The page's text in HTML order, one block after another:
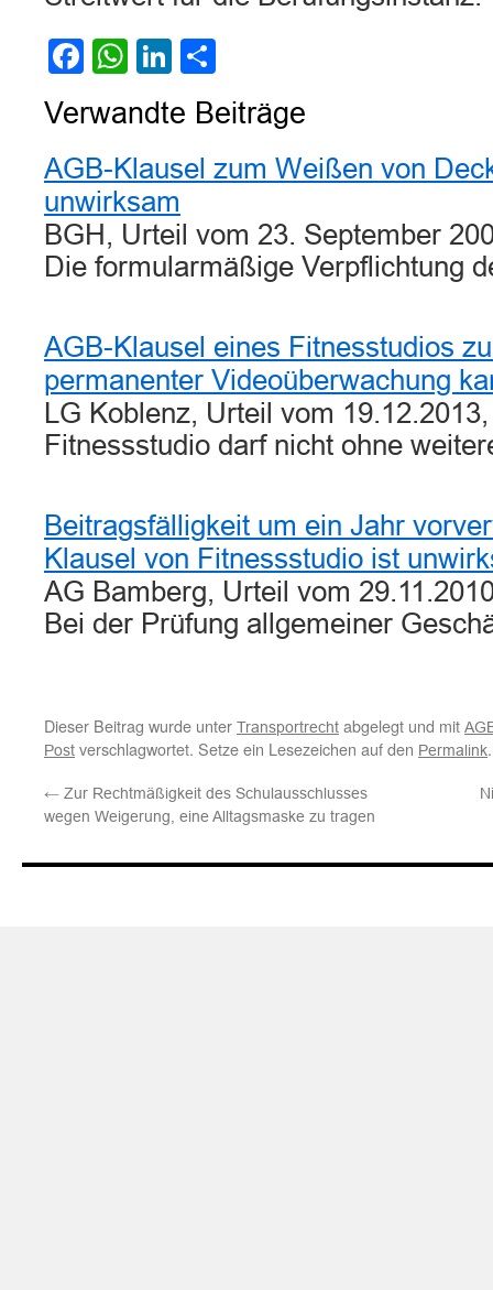
Facebook
WhatsApp
LinkedIn
Verwandte Beiträge
AGB-Klausel zum Weißen von
unwirksam
BGH, Urteil vom 23. September
Die formularmäßige Verpflichtung
AGB-Klausel eines Fitnesstudios
permanenter Videoüberwachung
LG Koblenz, Urteil vom
Fitnessstudio darf nicht ohne
Beitragsfälligkeit um ein Jahr
Klausel von Fitnessstudio ist
AG Bamberg, Urteil vom
Bei der Prüfung allgemeiner
Dieser Beitrag wurde unter Transportrecht abgelegt und mit
Post verschlagwortet. Setze ein Lesezeichen auf den Permalink.
← Zur Rechtmäßigkeit des Schulausschlusses
wegen Weigerung, eine Alltagsmaske zu tragen